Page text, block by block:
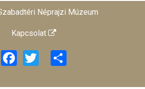
Néprajzi Múzeum
Kapcsolat
Facebook
Twitter